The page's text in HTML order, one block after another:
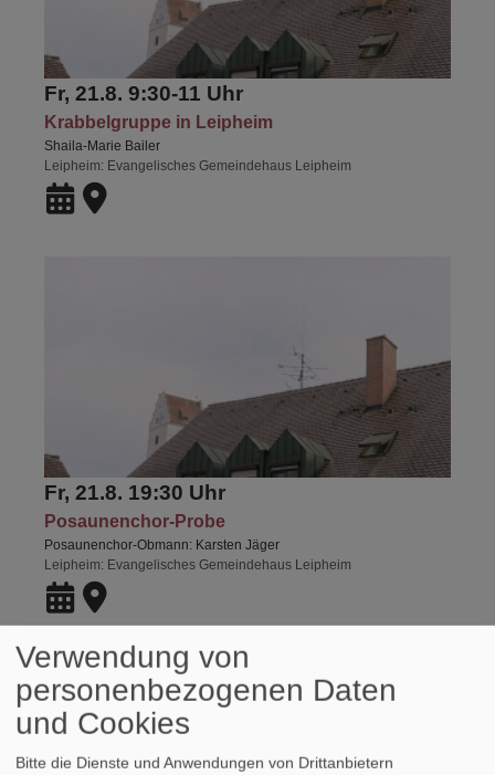
Fr, 21.8. 9:30-11 Uhr
Krabbelgruppe in Leipheim
Shaila-Marie Bailer
Leipheim
Evangelisches Gemeindehaus Leipheim
Fr, 21.8. 19:30 Uhr
Posaunenchor-Probe
Posaunenchor-Obmann: Karsten Jäger
Leipheim
Evangelisches Gemeindehaus Leipheim
Verwendung von
personenbezogenen Daten
und Cookies
Bitte die Dienste und Anwendungen von Drittanbietern